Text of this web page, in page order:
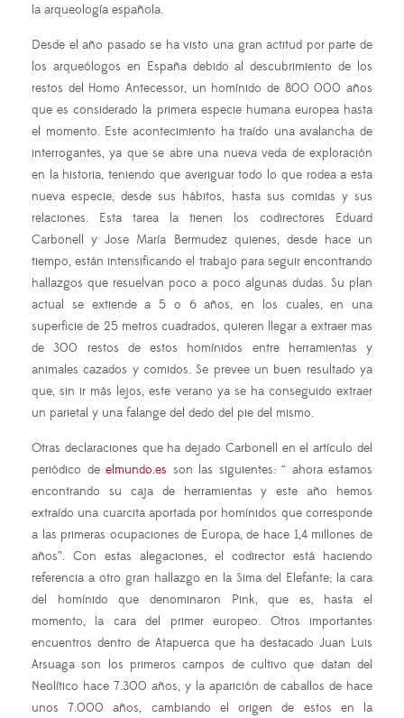
la arqueología española.
Desde el año pasado se ha visto una gran actitud por parte de
los arqueólogos en España debido al descubrimiento de los
restos del Homo Antecessor, un homínido de 800 000 años
que es considerado la primera especie humana europea hasta
el momento. Este acontecimiento ha traído una avalancha de
interrogantes, ya que se abre una nueva veda de exploración
en la historia, teniendo que averiguar todo lo que rodea a esta
nueva especie, desde sus hábitos, hasta sus comidas y sus
relaciones. Esta tarea la tienen los codirectores Eduard
Carbonell y Jose María Bermudez quienes, desde hace un
tiempo, están intensificando el trabajo para seguir encontrando
hallazgos que resuelvan poco a poco algunas dudas. Su plan
actual se extiende a 5 o 6 años, en los cuales, en una
superficie de 25 metros cuadrados, quieren llegar a extraer mas
de 300 restos de estos homínidos entre herramientas y
animales cazados y comidos. Se prevee un buen resultado ya
que, sin ir más lejos, este verano ya se ha conseguido extraer
un parietal y una falange del dedo del pie del mismo.
Otras declaraciones que ha dejado Carbonell en el artículo del
periódico de elmundo.es son las siguientes: “ ahora estamos
encontrando su caja de herramientas y este año hemos
extraído una cuarcita aportada por homínidos que corresponde
a las primeras ocupaciones de Europa, de hace 1,4 millones de
años”. Con estas alegaciones, el codirector está haciendo
referencia a otro gran hallazgo en la Sima del Elefante; la cara
del homínido que denominaron Pink, que es, hasta el
momento, la cara del primer europeo. Otros importantes
encuentros dentro de Atapuerca que ha destacado Juan Luis
Arsuaga son los primeros campos de cultivo que datan del
Neolítico hace 7.300 años, y la aparición de caballos de hace
unos 7.000 años, cambiando el origen de estos en la